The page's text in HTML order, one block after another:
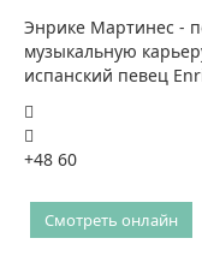
Энрике Мартинес -
музыкальную
испанский певец
+48 60
Смотреть онлайн